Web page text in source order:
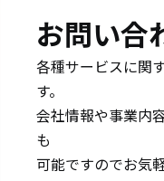
お問い合
各種サービスに関
す。
会社情報や事業内
も
可能ですのでお気